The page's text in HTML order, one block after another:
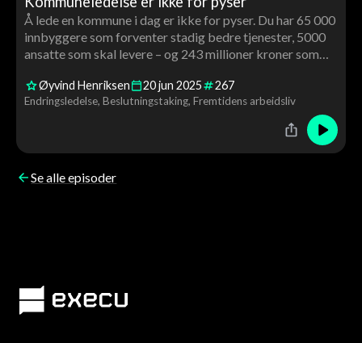
Å lede en kommune i dag er ikke for pyser. Du har 65 000
innbyggere som forventer stadig bedre tjenester, 5000
ansatte som skal levere – og 243 millioner kroner som
Øyvind Henriksen 20jun 2025 267
Endringsledelse Beslutningstaking Fremtidens arbeidsliv
Se alle episoder